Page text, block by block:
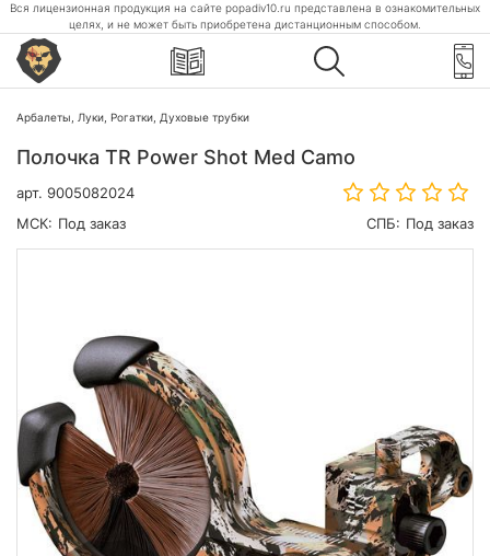
Вся лицензионная продукция на сайте popadiv10.ru представлена в ознакомительных
целях, и не может быть приобретена дистанционным способом.
Арбалеты, Луки, Рогатки, Духовые трубки
Полочка TR Power Shot Med Camo
арт. 9005082024
МСК: Под заказ СПБ: Под заказ